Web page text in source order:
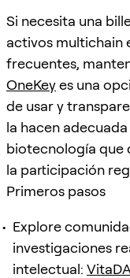
Si necesita una
activos multichain
frecuentes,
OneKeyes una
de usar y
la hacen
biotecnología que
la participación
Primeros pasos
Explore
investigaciones
intelectual: